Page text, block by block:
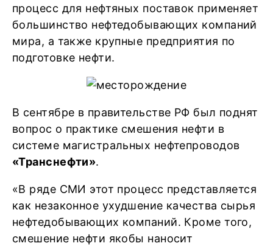
процесс для нефтяных поставок применяет
большинство нефтедобывающих компаний
мира, а также крупные предприятия по
подготовке нефти.
В сентябре в правительстве РФ был поднят
вопрос о практике смешения нефти в
системе магистральных нефтепроводов
«Транснефти».
«В ряде СМИ этот процесс представляется
как незаконное ухудшение качества сырья
нефтедобывающих компаний. Кроме того,
смешение нефти якобы наносит